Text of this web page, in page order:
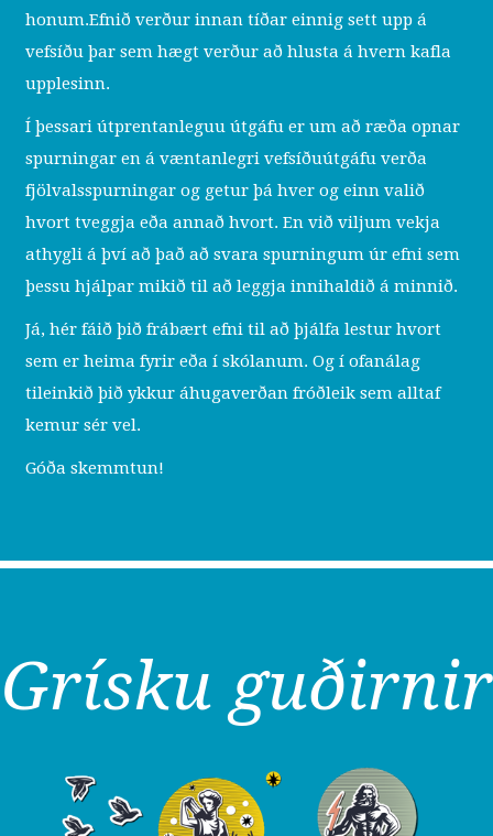
honum.Efnið verður innan tíðar einnig sett upp á
vefsíðu þar sem hægt verður að hlusta á hvern kafla
upplesinn.
Í þessari útprentanleguu útgáfu er um að ræða opnar
spurningar en á væntanlegri vefsíðuútgáfu verða
fjölvalsspurningar og getur þá hver og einn valið
hvort tveggja eða annað hvort. En við viljum vekja
athygli á því að það að svara spurningum úr efni sem
þessu hjálpar mikið til að leggja innihaldið á minnið.
Já, hér fáið þið frábært efni til að þjálfa lestur hvort
sem er heima fyrir eða í skólanum. Og í ofanálag
tileinkið þið ykkur áhugaverðan fróðleik sem alltaf
kemur sér vel.
Góða skemmtun!
Grísku guðirnir